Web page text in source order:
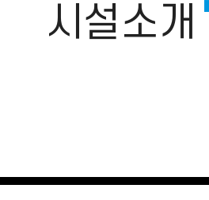
시설소개